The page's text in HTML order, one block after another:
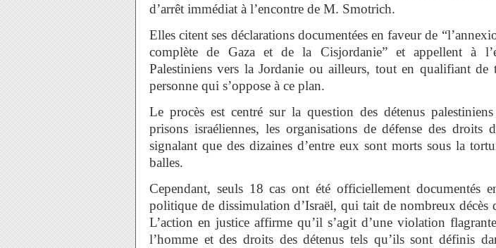
d’arrêt immédiat à l’encontre de M. Smotrich.
Elles citent ses déclarations documentées en faveur de
complète de Gaza et de la Cisjordanie” et appellent à
Palestiniens vers la Jordanie ou ailleurs, tout en qualifiant de
personne qui s’oppose à ce plan.
Le procès est centré sur la question des détenus
prisons israéliennes, les organisations de défense des droits
signalant que des dizaines d’entre eux sont morts sous la
balles.
Cependant, seuls 18 cas ont été officiellement documentés
politique de dissimulation d’Israël, qui tait de nombreux décès
L’action en justice affirme qu’il s’agit d’une violation
l’homme et des droits des détenus tels qu’ils sont définis